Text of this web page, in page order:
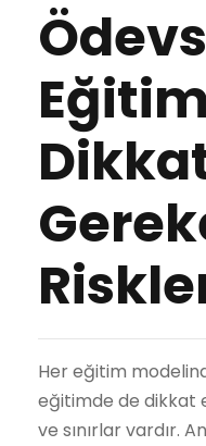
Her eğitim
eğitimde de dikkat
ve sınırlar vardır.